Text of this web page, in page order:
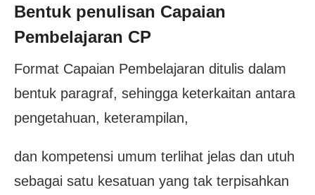
Bentuk penulisan Capaian
Pembelajaran CP
Format Capaian Pembelajaran ditulis dalam
bentuk paragraf, sehingga keterkaitan antara
pengetahuan, keterampilan,
dan kompetensi umum terlihat jelas dan utuh
sebagai satu kesatuan yang tak terpisahkan